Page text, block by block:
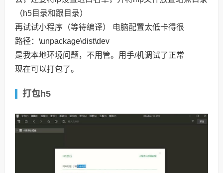
（h5目录和跟目录）
再试试小程序（等待编译） 电脑配置太低卡得很
路径：\unpackage\dist\dev
是我本地环境问题，不用管。用手/机调试了正常
现在可以打包了。
打包h5